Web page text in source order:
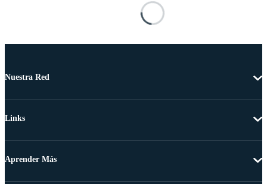
Nuestra Red
Links
Aprender Más